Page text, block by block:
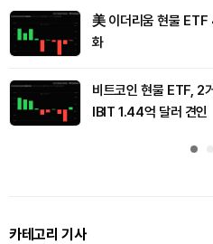
美 이더리움 현물 ETF
화
비트코인 현물 ETF, 2
IBIT 1.44억 달러 견인
카테고리 기사